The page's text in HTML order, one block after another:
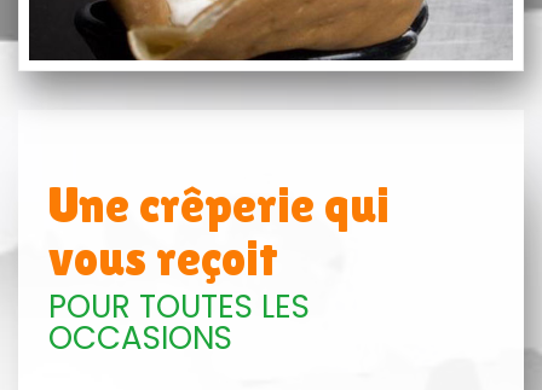
Une crêperie qui
vous reçoit
POUR TOUTES LES
OCCASIONS